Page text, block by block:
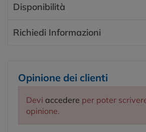
Disponibilità
Richiedi Informazioni
Opinione dei clienti
Devi accedere per poter
opinione.